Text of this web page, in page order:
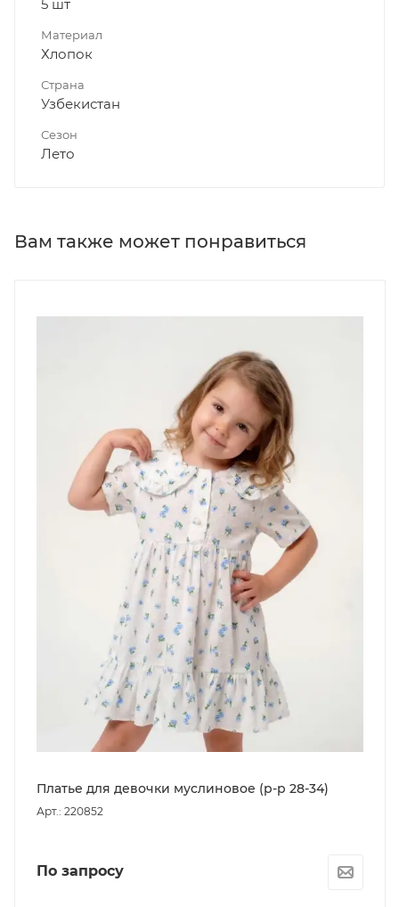
5 шт
Материал
Хлопок
Страна
Узбекистан
Сезон
Лето
Вам также может понравиться
Платье для девочки муслиновое (р-р 28-34)
Арт.: 220852
По запросу